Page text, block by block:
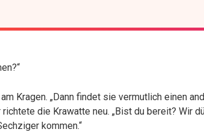
Kragen. „Dann findet sie vermutlich einen
richtete die Krawatte neu. „Bist du bereit? Wir
kommen.“